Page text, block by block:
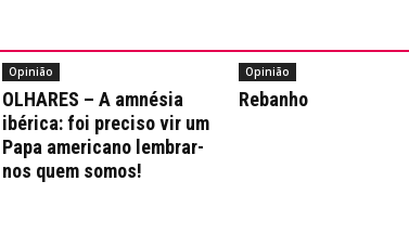
Opinião
OLHARES – A amnésia
ibérica: foi preciso vir um
Papa americano lembrar-
nos quem somos!
Opinião
Rebanho